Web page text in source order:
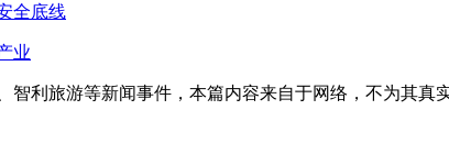
全底线
业
利旅游等新闻事件，本篇内容来自于网络，不为其